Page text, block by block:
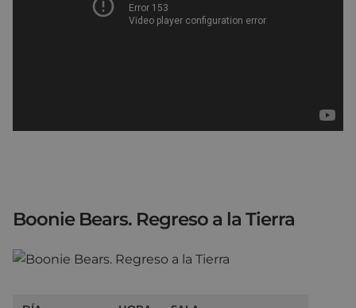
Boonie Bears. Regreso a la Tierra